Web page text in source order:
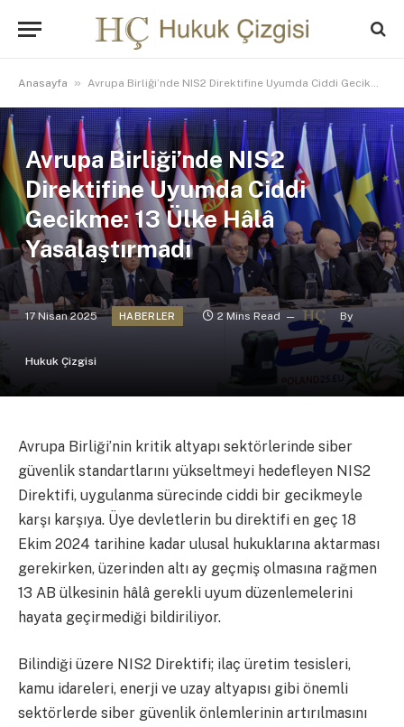
Anasayfa » Avrupa Birliği’nde NIS2 Direktifine Uyumda Ciddi Gecikme: 13 Ülke Hâlâ Yasalaştırmadı
Avrupa Birliği’nde NIS2
Direktifine Uyumda Ciddi
Gecikme: 13 Ülke Hâlâ
Yasalaştırmadı
17 Nisan 2025 HABERLER 2 Mins Read By
Hukuk Çizgisi
Avrupa Birliği’nin kritik altyapı sektörlerinde siber
güvenlik standartlarını yükseltmeyi hedefleyen NIS2
Direktifi, uygulanma sürecinde ciddi bir gecikmeyle
karşı karşıya. Üye devletlerin bu direktifi en geç 18
Ekim 2024 tarihine kadar ulusal hukuklarına aktarması
gerekirken, üzerinden altı ay geçmiş olmasına rağmen
13 AB ülkesinin hâlâ gerekli uyum düzenlemelerini
hayata geçirmediği bildiriliyor.
Bilindiği üzere NIS2 Direktifi; ilaç üretim tesisleri,
kamu idareleri, enerji ve uzay altyapısı gibi önemli
sektörlerde siber güvenlik önlemlerinin artırılmasını